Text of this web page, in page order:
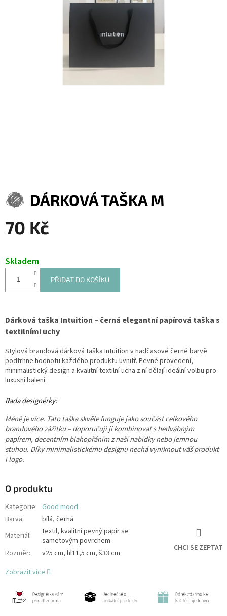
DÁRKOVÁ TAŠKA M
70 Kč
Skladem
PŘIDAT DO KOŠÍKU
Dárková taška Intuition – černá elegantní papírová taška s
textilními uchy
Stylová brandová dárková taška Intuition v nadčasové černé barvě
podtrhne hodnotu každého produktu uvnitř. Pevné provedení,
minimalistický design a kvalitní textilní ucha z ní dělají ideální volbu pro
luxusní balení.
Rada designérky:
Méně je více. Tato taška skvěle funguje jako součást celkového
brandového zážitku – doporučuji ji kombinovat s hedvábným
papírem, decentním blahopřáním z naší nabídky nebo jemnou
stuhou. Díky minimalistickému designu nechá vyniknout váš produkt
i logo.
O produktu
Kategorie: Good mood
Barva:
bílá, černá
Materiál:
textil, kvalitní pevný papír se
sametovým povrchem
Rozměr: v25 cm, hl11,5 cm, š33 cm
CHCI SE ZEPTAT
Zobrazit více